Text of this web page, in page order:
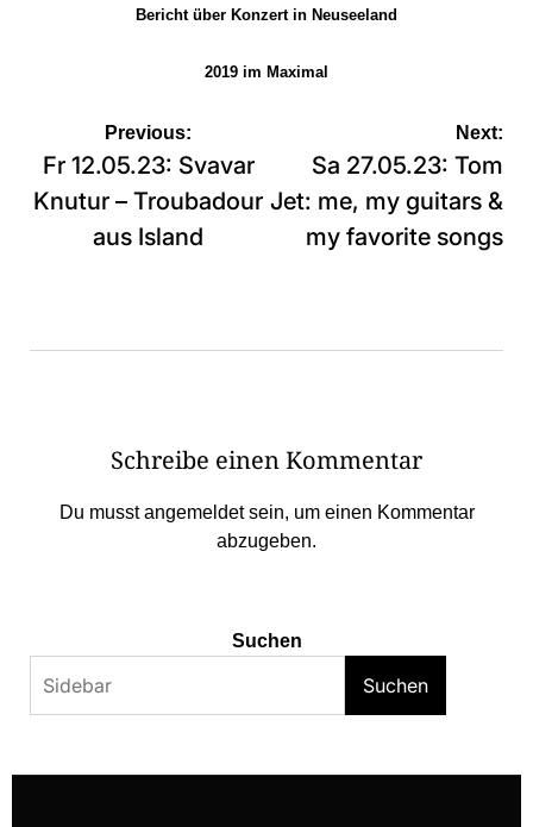
Bericht über Konzert in Neuseeland
2019 im Maximal
Beitragsnavigation
Previous:
Fr 12.05.23: Svavar
Knutur – Troubadour
aus Island
Next:
Sa 27.05.23: Tom
Jet: me, my guitars &
my favorite songs
Schreibe einen Kommentar
Du musstangemeldetsein, um einen Kommentar
abzugeben.
Suchen
Suchen